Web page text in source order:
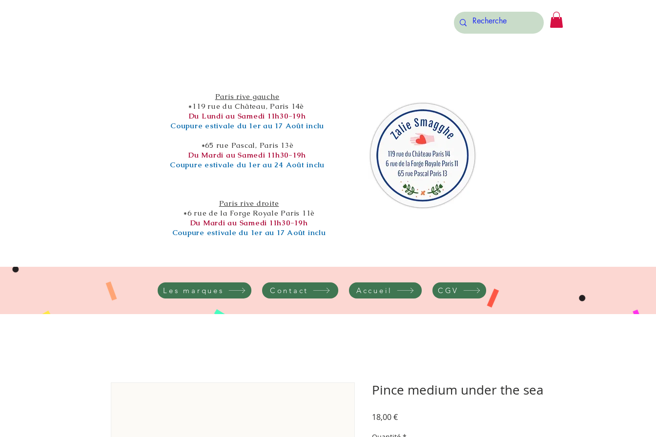
Paris rive gauche
*119 rue du Château, Paris 14è
Du Lundi au Samedi 11h30-19h
Coupure estivale du 1er au 17 Août inclu
*65 rue Pascal, Paris 13è
Du Mardi au Samedi 11h30-19h
Coupure estivale du 1er au 24 Août inclu
Paris rive droite
*6 rue de la Forge Royale Paris 11è
Du Mardi au Samedi 11h30-19h
Coupure estivale du 1er au 17 Août inclu
Les marques Contact Accueil CGV
Pince medium under the sea
18,00 €Prix